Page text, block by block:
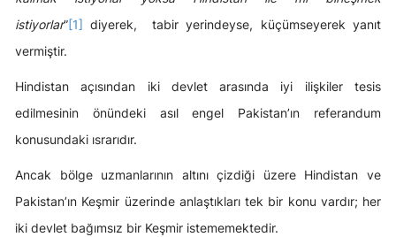
istiyorlar”[1] diyerek, tabir yerindeyse, küçümseyerek yanıt
vermiştir.
Hindistan açısından iki devlet arasında iyi ilişkiler tesis
edilmesinin önündeki asıl engel Pakistan’ın referandum
konusundaki ısrarıdır.
Ancak bölge uzmanlarının altını çizdiği üzere Hindistan ve
Pakistan’ın Keşmir üzerinde anlaştıkları tek bir konu vardır; her
iki devlet bağımsız bir Keşmir istememektedir.